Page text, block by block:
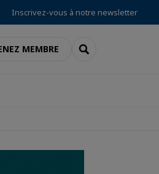
Inscrivez-vous à notre newsletter
MEMBRE RECHERCHER